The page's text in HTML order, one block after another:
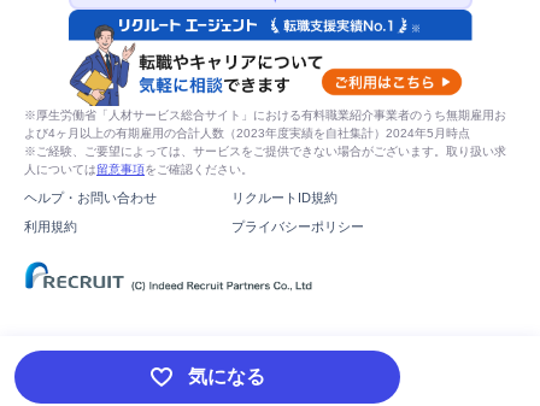
気になる
※厚生労働省「人材サービス総合サイト」における有料職業紹介事業者のうち無期雇用お
よび4ヶ月以上の有期雇用の合計人数（2023年度実績を自社集計）2024年5月時点
※ご経験、ご要望によっては、サービスをご提供できない場合がございます。取り扱い求
人については留意事項をご確認ください。
ヘルプ・お問い合わせ
リクルートID規約
利用規約
プライバシーポリシー